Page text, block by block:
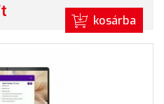
kosárba